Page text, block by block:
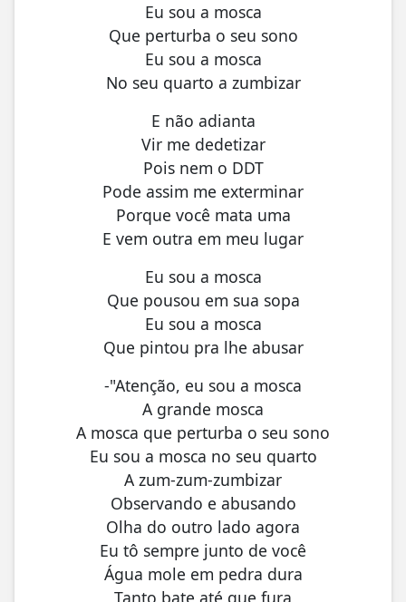
Eu sou a mosca
Que perturba o seu sono
Eu sou a mosca
No seu quarto a zumbizar
E não adianta
Vir me dedetizar
Pois nem o DDT
Pode assim me exterminar
Porque você mata uma
E vem outra em meu lugar
Eu sou a mosca
Que pousou em sua sopa
Eu sou a mosca
Que pintou pra lhe abusar
-"Atenção, eu sou a mosca
A grande mosca
A mosca que perturba o seu sono
Eu sou a mosca no seu quarto
A zum-zum-zumbizar
Observando e abusando
Olha do outro lado agora
Eu tô sempre junto de você
Água mole em pedra dura
Tanto bate até que fura